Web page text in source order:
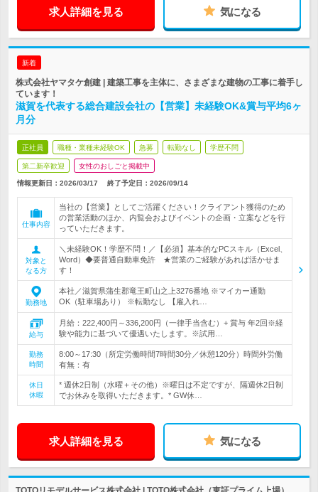
求人詳細を見る 気になる
新着
株式会社ヤマタケ創建 | 建築工事を主体に、さまざまな建物の工事に着手し
ています！
滋賀を代表する総合建設会社の【営業】未経験OK&賞与平均6ヶ
月分
正社員 職種・業種未経験OK 急募 転勤なし 学歴不問
第二新卒歓迎 女性のおしごと掲載中
情報更新日：2026/03/17 終了予定日： 2026/09/14
仕事内容
当社の【営業】としてご活躍ください！クライアント獲得のため
の営業活動のほか、内覧会およびイベントの企画・立案などを行
っていただきます。
対象と
なる方
＼未経験OK！学歴不問！／【必須】基本的なPCスキル（Excel、
Word）◆要普通自動車免許 ★営業のご経験があれば活かせま
す！
勤務地
本社／滋賀県蒲生郡竜王町山之上3276番地 ※マイカー通勤
OK（駐車場あり） ※転勤なし 【雇入れ…
給与
月給：222,400円～336,200円（一律手当含む）+ 賞与 年2回※経
験や能力に基づいて優遇いたします。※試用…
勤務
時間
8:00～17:30（所定労働時間7時間30分／休憩120分）時間外労働
有無：有
休日
休暇
* 週休2日制（水曜＋その他）※曜日は不定ですが、隔週休2日制
でお休みを取得いただきます。* GW休…
求人詳細を見る 気になる